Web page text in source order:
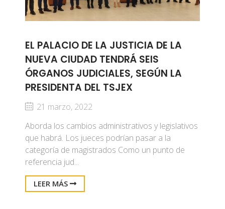
EL PALACIO DE LA JUSTICIA DE LA
NUEVA CIUDAD TENDRÁ SEIS
ÓRGANOS JUDICIALES, SEGÚN LA
PRESIDENTA DEL TSJEX
21 marzo, 2022
Aborda los cambios administrativos y legislativos
que habrá. Los jueces podrían pasar a la
categoría de magistrados Como un punto de
referencia jud...
LEER MÁS